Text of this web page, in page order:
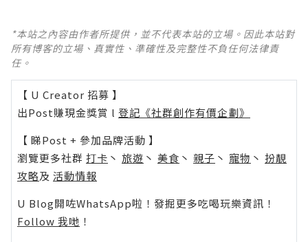
*本站之內容由作者所提供，並不代表本站的立場。因此本站對
所有博客的立場、真實性、準確性及完整性不負任何法律責
任。
【 U Creator 招募 】
出Post賺現金獎賞 l 登記《社群創作有價企劃》
【 睇Post + 參加品牌活動 】
瀏覽更多社群 打卡 丶 旅遊 丶 美食 丶 親子 丶 寵物 丶 扮靚
攻略及 活動情報
U Blog開咗WhatsApp啦！發掘更多吃喝玩樂資訊！
Follow 我哋 ！